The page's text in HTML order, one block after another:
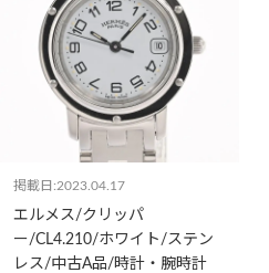
掲載日:2023.04.17
エルメス/クリッパ
ー/CL4.210/ホワイト/ステン
レス/中古A品/時計・腕時計